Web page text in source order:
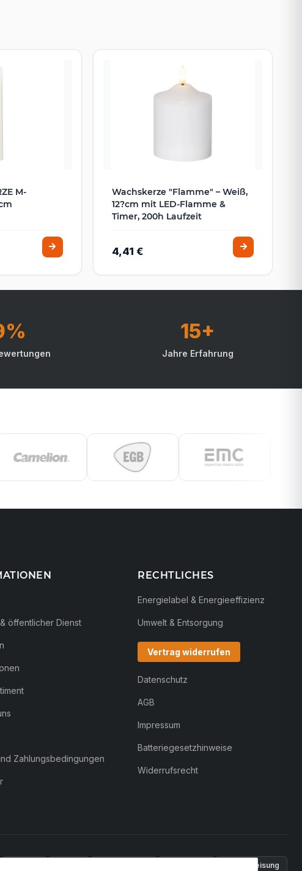
M-
Wachskerze "Flamme" – Weiß,
12?cm mit LED-Flamme &
Timer, 200h Laufzeit
4,41 €
15+
Jahre Erfahrung
öffentlicher Dienst
Zahlungsbedingungen
RECHTLICHES
Energielabel & Energieeffizienz
Umwelt & Entsorgung
Vertrag widerrufen
Datenschutz
AGB
Impressum
Batteriegesetzhinweise
Widerrufsrecht
Überweisung